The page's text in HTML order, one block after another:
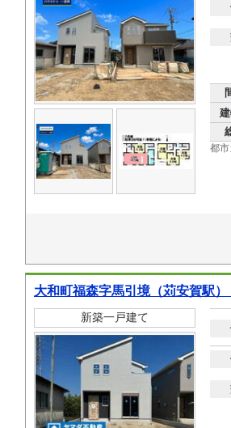
都市
大和町福森字馬引境（苅安賀駅）
新築一戸建て